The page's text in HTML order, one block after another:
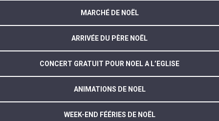
MARCHÉ DE NOËL
ARRIVÉE DU PÈRE NOËL
CONCERT GRATUIT POUR NOEL A L’EGLISE
ANIMATIONS DE NOEL
WEEK-END FÉÉRIES DE NOËL